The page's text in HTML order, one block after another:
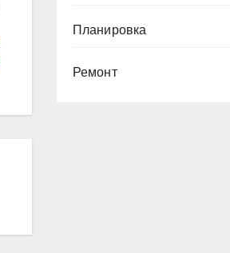
Планировка
Ремонт